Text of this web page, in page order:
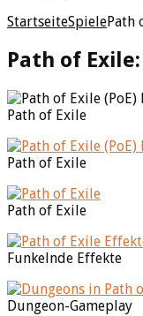
StartseiteSpielePath
Path of Exile:
Path of Exile
Path of Exile
Path of Exile
Funkelnde Effekte
Dungeon-Gameplay